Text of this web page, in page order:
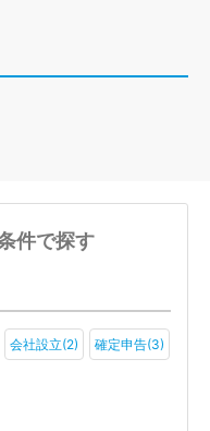
件で探す
会社設立(2) 確定申告(3)